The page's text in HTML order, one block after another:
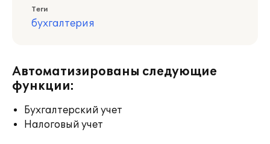
Теги
бухгалтерия
Автоматизированы следующие
функции:
Бухгалтерский учет
Налоговый учет